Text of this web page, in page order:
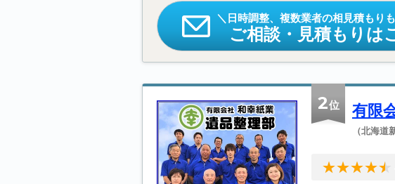
日時調整、複数業者の相見積もり
ご相談・見積もりは
2位 有限
（北海道